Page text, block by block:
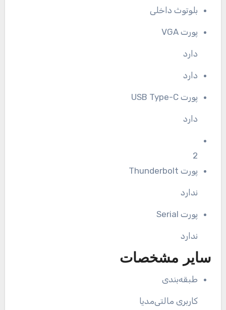
بلوتوث داخلی
پورت VGA
دارد
دارد
پورت USB Type-C
دارد
2
پورت Thunderbolt
ندارد
پورت Serial
ندارد
سایر مشخصات
طبقه‌بندی
کاربری مالتی‌مدیا